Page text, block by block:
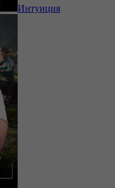
Интуиция